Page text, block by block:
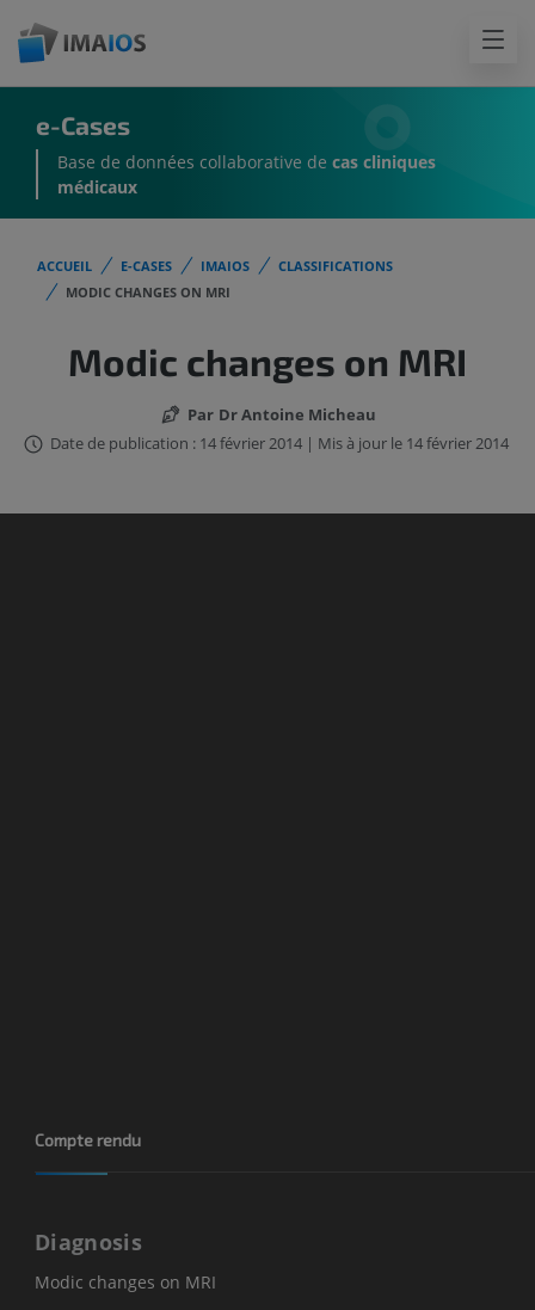
e-Cases
Base de données collaborative de cas cliniques
médicaux
ACCUEIL E-CASES IMAIOS
CLASSIFICATIONS
MODIC CHANGES ON MRI
Modic changes on MRI
Par Dr Antoine Micheau
Date de publication : 14 février 2014 | Mis à jour le 14 février 2014
Compte rendu
Diagnosis
Modic changes on MRI